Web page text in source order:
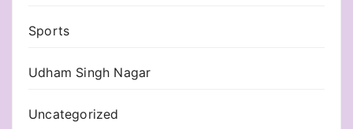
Sports
Udham Singh Nagar
Uncategorized